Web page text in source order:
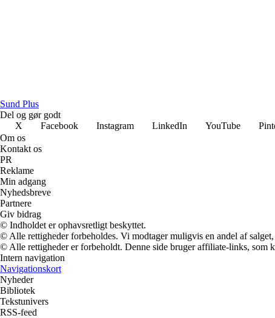
Sund Plus
Del og gør godt
X
Facebook Instagram LinkedIn YouTube
Om os
Kontakt os
PR
Reklame
Min adgang
Nyhedsbreve
Partnere
Giv bidrag
© Indholdet er ophavsretligt beskyttet.
© Alle rettigheder forbeholdes. Vi modtager muligvis en andel af
© Alle rettigheder er forbeholdt. Denne side bruger affiliate-links, som
Intern navigation
Navigationskort
Nyheder
Bibliotek
Tekstunivers
RSS-feed